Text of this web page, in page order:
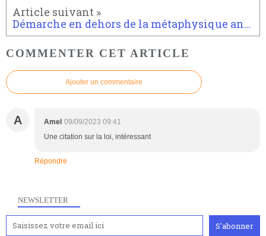
Démarche en dehors de la métaphysique antique et classique
COMMENTER CET ARTICLE
Ajouter un commentaire
A Amel 09/09/2023 09:41
Une citation sur la loi, intéressant
Répondre
NEWSLETTER
Anciennement www.paris8philo.com, ce site, créé en
2006 lors du mouvement anti-CPE, a rendu compte de
l'actualité et de l'expérimentation à Paris 8. Il